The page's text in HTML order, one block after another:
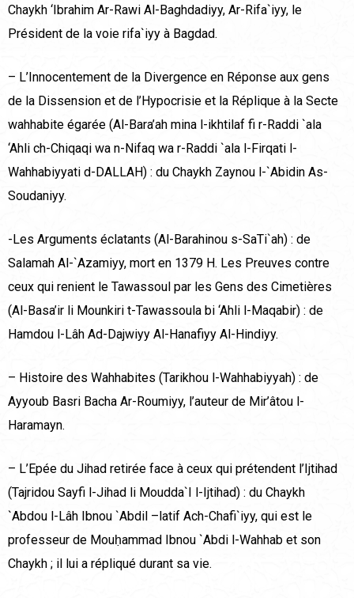
Chaykh ‘Ibrahim Ar-Rawi Al-Baghdadiyy, Ar-Rifa`iyy, le
Président de la voie rifa`iyy à Bagdad.
– L’Innocentement de la Divergence en Réponse aux gens
de la Dissension et de l’Hypocrisie et la Réplique à la Secte
wahhabite égarée (Al-Bara’ah mina l-ikhtilaf fi r-Raddi `ala
‘Ahli ch-Chiqaqi wa n-Nifaq wa r-Raddi `ala l-Firqati l-
Wahhabiyyati d-DALLAH) : du Chaykh Zaynou l-`Abidin As-
Soudaniyy.
-Les Arguments éclatants (Al-Barahinou s-SaTi`ah) : de
Salamah Al-`Azamiyy, mort en 1379 H. Les Preuves contre
ceux qui renient le Tawassoul par les Gens des Cimetières
(Al-Basa’ir li Mounkiri t-Tawassoula bi ‘Ahli l-Maqabir) : de
Hamdou l-Lâh Ad-Dajwiyy Al-Hanafiyy Al-Hindiyy.
– Histoire des Wahhabites (Tarikhou l-Wahhabiyyah) : de
Ayyoub Basri Bacha Ar-Roumiyy, l’auteur de Mir’âtou l-
Haramayn.
– L’Epée du Jihad retirée face à ceux qui prétendent l’Ijtihad
(Tajridou Sayfi l-Jihad li Moudda`I l-Ijtihad) : du Chaykh
`Abdou l-Lâh Ibnou `Abdil –latif Ach-Chafi`iyy, qui est le
professeur de Mouḥammad Ibnou `Abdi l-Wahhab et son
Chaykh ; il lui a répliqué durant sa vie.